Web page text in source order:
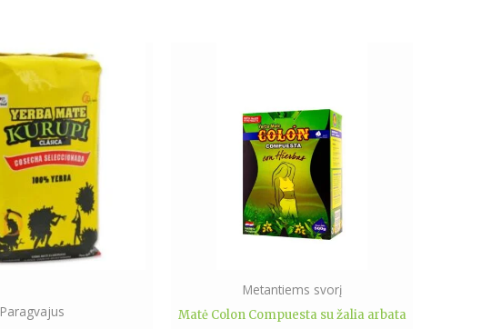
Paragvajus
Metantiems svorį
Matė Colon Compuesta su žalia arbata